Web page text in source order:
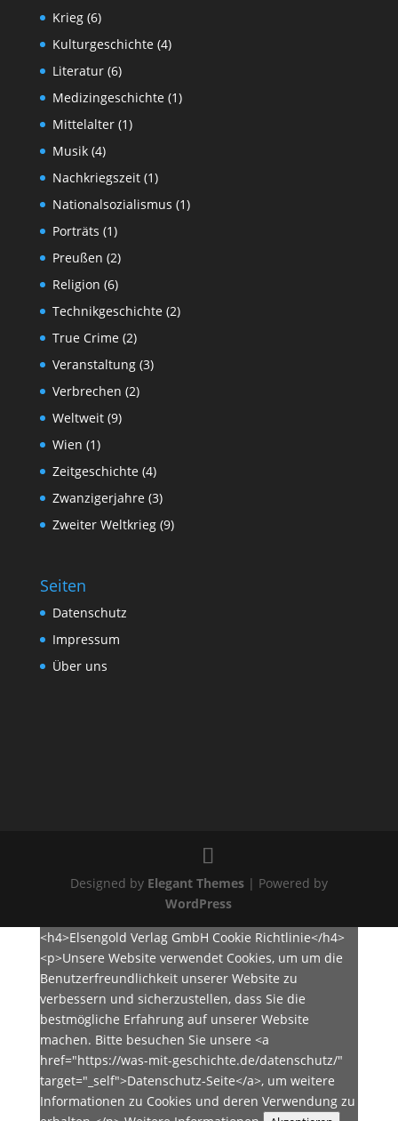
Krieg(6)
Kulturgeschichte(4)
Literatur(6)
Medizingeschichte(1)
Mittelalter(1)
Musik(4)
Nachkriegszeit(1)
Nationalsozialismus (1)
Porträts (1)
Preußen (2)
Religion (6)
Technikgeschichte(2)
True Crime(2)
Veranstaltung(3)
Verbrechen (2)
Weltweit(9)
Wien (1)
Zeitgeschichte(4)
Zwanzigerjahre(3)
Zweiter Weltkrieg(9)
Seiten
Datenschutz
Impressum
Über uns
Designed by Elegant Themes| Powered by
WordPress
<h4>Elsengold Verlag GmbH Cookie Richtlinie</h4>
<p>Unsere Website verwendet Cookies, um um die
Benutzerfreundlichkeit unserer Website zu
verbessern und sicherzustellen, dass Sie die
bestmögliche Erfahrung auf unserer Website
machen. Bitte besuchen Sie unsere <a
href="https://was-mit-geschichte.de/datenschutz/"
target="_self">Datenschutz-Seite</a>, um weitere
Informationen zu Cookies und deren Verwendung zu